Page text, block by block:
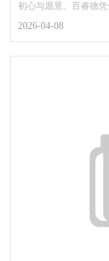
初心与愿景。百睿德
翻译设备支持，...
2026-04-08